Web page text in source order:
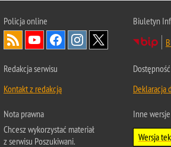
Policjaonline
Biuletyn
Redakcja serwisu
Kontakt z redakcją
Dostępność
Deklaracja
Nota prawna
Chcesz wykorzystać materiał
z serwisu Poszukiwani.
Inne
Wersja